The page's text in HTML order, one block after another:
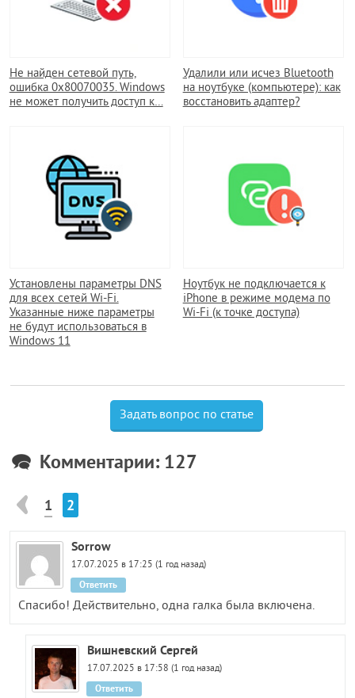
Не найден сетевой путь,
ошибка 0x80070035. Windows
не может получить доступ к…
Удалили или исчез Bluetooth
на ноутбуке (компьютере): как
восстановить адаптер?
Установлены параметры DNS
для всех сетей Wi-Fi.
Указанные ниже параметры
не будут использоваться в
Windows 11
Ноутбук не подключается к
iPhone в режиме модема по
Wi-Fi (к точке доступа)
Задать вопрос по статье
Комментарии: 127
1 2
Sorrow
17.07.2025 в 17:25 (1 год назад)
Спасибо! Действительно, одна галка была включена.
Ответить
Вишневский Сергей
17.07.2025 в 17:58 (1 год назад)
Ответить